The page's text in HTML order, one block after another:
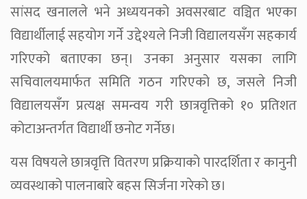
सांसद खनालले भने अध्ययनको अवसरबाट वञ्चित भएका
विद्यार्थीलाई सहयोग गर्ने उद्देश्यले निजी विद्यालयसँग सहकार्य
गरिएको बताएका छन्। उनका अनुसार यसका लागि
सचिवालयमार्फत समिति गठन गरिएको छ, जसले निजी
विद्यालयसँग प्रत्यक्ष समन्वय गरी छात्रवृत्तिको १० प्रतिशत
कोटाअन्तर्गत विद्यार्थी छनोट गर्नेछ।
यस विषयले छात्रवृत्ति वितरण प्रक्रियाको पारदर्शिता र कानुनी
व्यवस्थाको पालनाबारे बहस सिर्जना गरेको छ।